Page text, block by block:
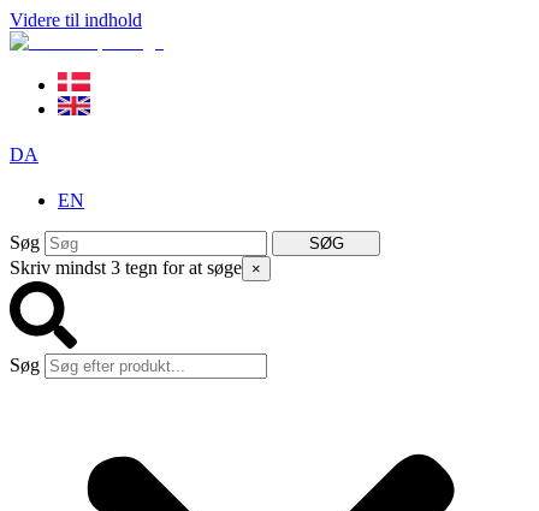
Videre til indhold
DA
EN
Søg SØG
Skriv mindst 3 tegn for at søge ×
Søg